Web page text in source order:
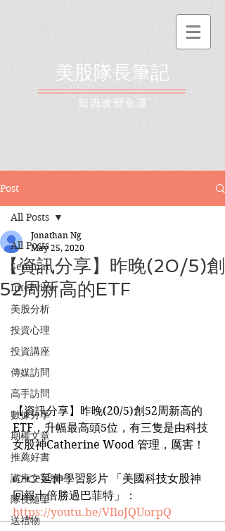
美股隊長筆記
​知識改變命運
Post
All Posts
Seminar
Interview
美股分析
投資心理
投資講座
傳媒訪問
高手訪問
數據分享
期權文章
推薦好書
講座文字版
隊長隨筆
送禮物
All Posts
【資訊分享】昨晚(20/5)創
52周新高的ETF
Jonathan Ng
May 25, 2020
【資訊分享】昨晚(20/5)創52周新高的
ETF，升幅最高頭5位，有三隻是由科技
女股神Catherine Wood 管理，厲害！
👉👉延伸學習影片 「美國科技女股神
回報十倍勝過巴菲特」：
https://youtu.be/VIloJQUorpQ